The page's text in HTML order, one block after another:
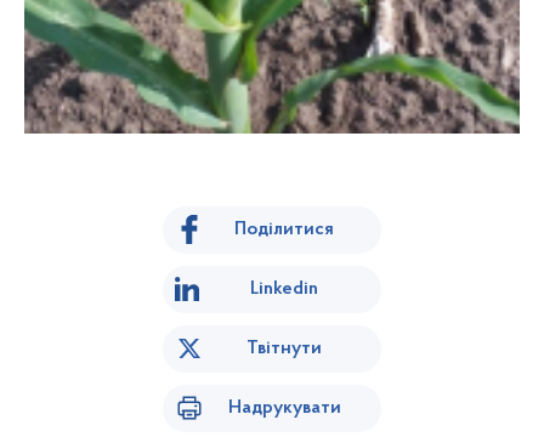
Поділитися
Linkedin
Твітнути
Надрукувати